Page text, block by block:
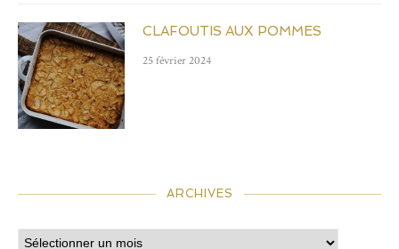
CLAFOUTIS AUX POMMES
25 février 2024
ARCHIVES